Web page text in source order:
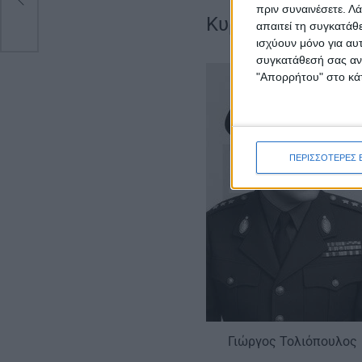
πριν συναινέσετε.
απαιτεί τη
ισχύουν μόνο για
συγκατάθεσή σας
"Απορρήτου" στο
ΠΕΡΙΣΣΟΤΕΡΕΣ
Κυρίαρχο στην
Γιώργος Τολιόπουλος